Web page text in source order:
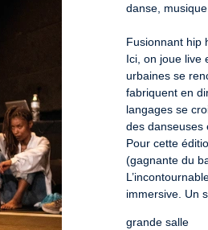
danse, musique
Fusionnant hip
Ici, on joue live
urbaines se
fabriquent en
langages se
des danseuses
Pour cette
(gagnante du
immersive. Un
grande salle